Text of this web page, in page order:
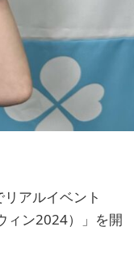
アルイベント
ィン2024）」を開